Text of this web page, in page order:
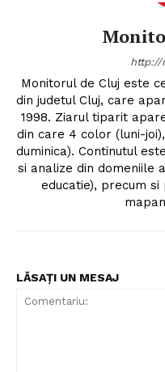
http://
Monitorul de Cluj este
din judetul Cluj, care
1998. Ziarul tiparit
din care 4 color (luni-
duminica). Continutul
si analize din domeniile
educatie), precum si
LĂSAȚI UN MESAJ